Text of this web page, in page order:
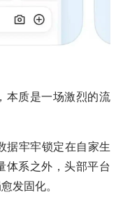
本质是一场激烈的流
据牢牢锁定在自家生
体系之外，头部平台
发固化。